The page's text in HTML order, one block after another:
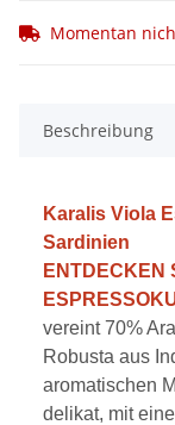
Momentan
Beschreibung
Karalis Viola
Sardinien
ENTDECKEN
vereint 70%
Robusta aus
aromatischen
delikat, mit